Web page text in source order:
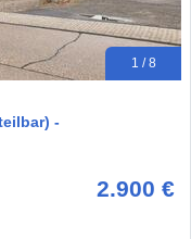
1 / 8
-
2.900 €